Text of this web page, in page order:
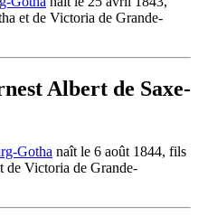
et de Victoria de Grande-
Albert de Saxe-
Gotha naît le 6 août 1844, fils
de Victoria de Grande-